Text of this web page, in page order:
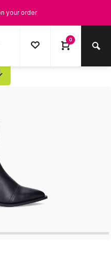
your order
0